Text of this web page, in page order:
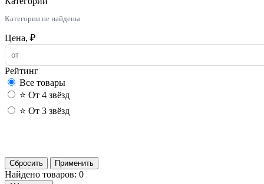
Категории не найдены
Цена, ₽
Рейтинг
Все товары
⭐ От 4 звёзд
⭐ От 3 звёзд
Сбросить
Применить
Найдено товаров: 0